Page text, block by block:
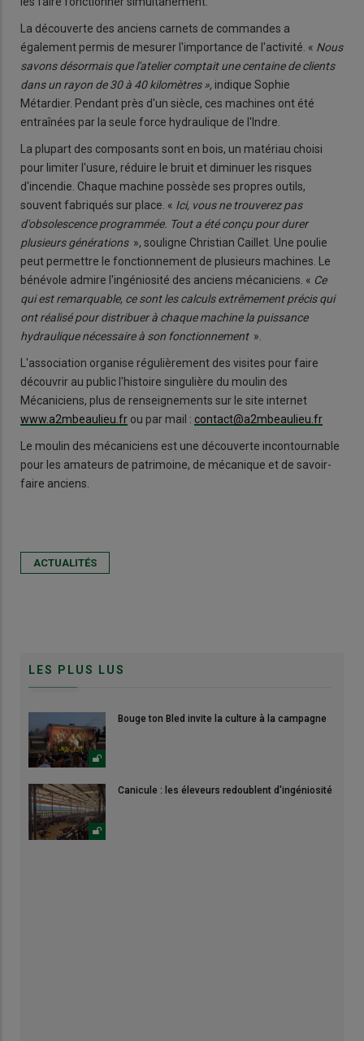
La découverte des anciens carnets de commandes a
également permis de mesurer l'importance de l'activité. « Nous
savons désormais que l'atelier comptait une centaine de clients
dans un rayon de 30 à 40 kilomètres », indique Sophie
Métardier. Pendant près d'un siècle, ces machines ont été
entraînées par la seule force hydraulique de l'Indre.
La plupart des composants sont en bois, un matériau choisi
pour limiter l'usure, réduire le bruit et diminuer les risques
d'incendie. Chaque machine possède ses propres outils,
souvent fabriqués sur place. « Ici, vous ne trouverez pas
d'obsolescence programmée. Tout a été conçu pour durer
plusieurs générations », souligne Christian Caillet. Une poulie
peut permettre le fonctionnement de plusieurs machines. Le
bénévole admire l'ingéniosité des anciens mécaniciens. « Ce
qui est remarquable, ce sont les calculs extrêmement précis qui
ont réalisé pour distribuer à chaque machine la puissance
hydraulique nécessaire à son fonctionnement ».
L'association organise régulièrement des visites pour faire
découvrir au public l'histoire singulière du moulin des
Mécaniciens, plus de renseignements sur le site internet
www.a2mbeaulieu.fr ou par mail : contact@a2mbeaulieu.fr
Le moulin des mécaniciens est une découverte incontournable
pour les amateurs de patrimoine, de mécanique et de savoir-
faire anciens.
ACTUALITÉS
LES PLUS LUS
Bouge ton Bled invite la culture à la campagne
Canicule : les éleveurs redoublent d'ingéniosité